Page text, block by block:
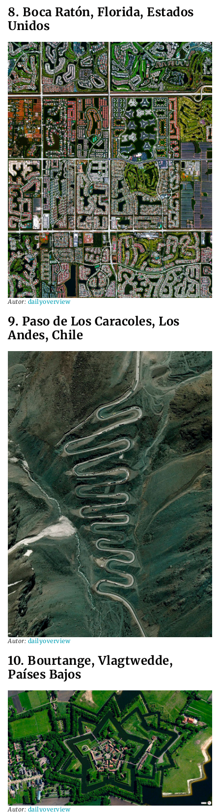
8. Boca Ratón, Florida, Estados
Unidos
Autor: dailyoverview
9. Paso de Los Caracoles, Los
Andes, Chile
Autor: dailyoverview
10. Bourtange, Vlagtwedde,
Países Bajos
Autor: dailyoverview